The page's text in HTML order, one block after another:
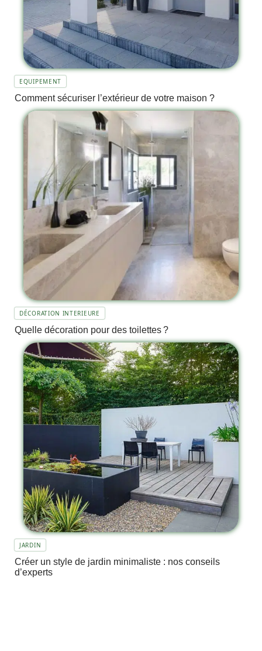
EQUIPEMENT
Comment sécuriser l’extérieur de votre maison ?
DÉCORATION INTERIEURE
Quelle décoration pour des toilettes ?
JARDIN
Créer un style de jardin minimaliste : nos conseils
d’experts